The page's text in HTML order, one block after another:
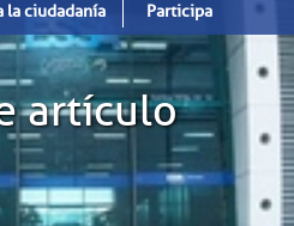
la ciudadanía Participa
artículo